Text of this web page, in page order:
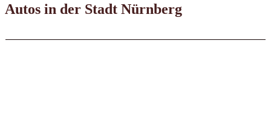
Autos in der Stadt Nürnberg